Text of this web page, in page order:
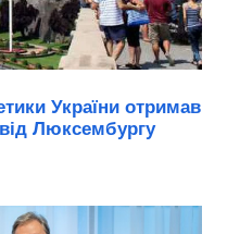
України отримав
Люксембургу